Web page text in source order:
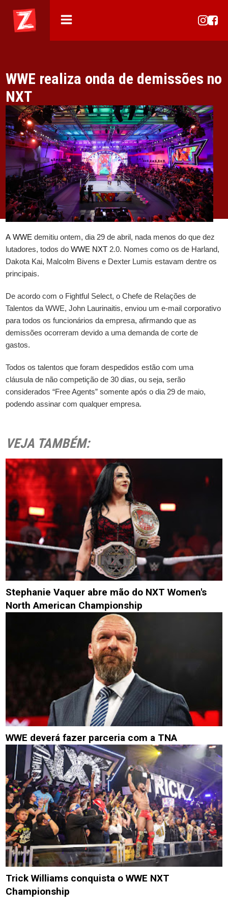
WWE realiza onda de demissões no
NXT
A WWE demitiu ontem, dia 29 de abril, nada menos do que dez
lutadores, todos do WWE NXT 2.0. Nomes como os de Harland,
Dakota Kai, Malcolm Bivens e Dexter Lumis estavam dentre os
principais.
De acordo com o Fightful Select, o Chefe de Relações de
Talentos da WWE, John Laurinaitis, enviou um e-mail corporativo
para todos os funcionários da empresa, afirmando que as
demissões ocorreram devido a uma demanda de corte de
gastos.
Todos os talentos que foram despedidos estão com uma
cláusula de não competição de 30 dias, ou seja, serão
considerados “Free Agents” somente após o dia 29 de maio,
podendo assinar com qualquer empresa.
VEJA TAMBÉM:
Stephanie Vaquer abre mão do NXT Women's
North American Championship
WWE deverá fazer parceria com a TNA
Trick Williams conquista o WWE NXT
Championship